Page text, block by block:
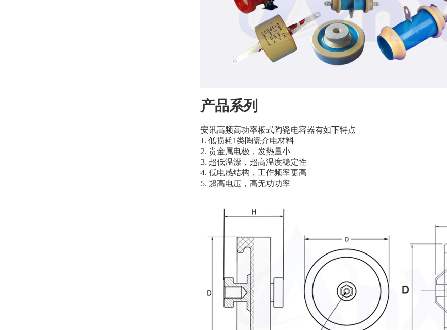
产品系列
安讯高频高功率板式陶瓷电容器有如下特点
1. 低损耗1类陶瓷介电材料
2. 贵金属电极，发热量小
3. 超低温漂，超高温度稳定性
4. 低电感结构，工作频率更高
5. 超高电压，高无功功率